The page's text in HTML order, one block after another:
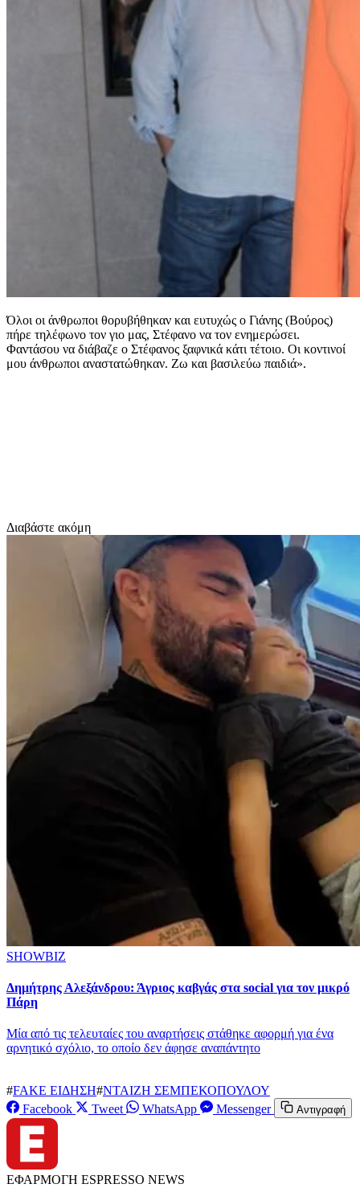
Όλοι οι άνθρωποι θορυβήθηκαν και ευτυχώς ο Γιάνης (Βούρος)
πήρε τηλέφωνο τον γιο μας, Στέφανο να τον ενημερώσει.
Φαντάσου να διάβαζε ο Στέφανος ξαφνικά κάτι τέτοιο. Οι κοντινοί
μου άνθρωποι αναστατώθηκαν. Ζω και βασιλεύω παιδιά».
Διαβάστε ακόμη
SHOWBIZ
Δημήτρης Αλεξάνδρου: Άγριος καβγάς στα social για τον μικρό
Πάρη
Mία από τις τελευταίες του αναρτήσεις στάθηκε αφορμή για ένα
αρνητικό σχόλιο, το οποίο δεν άφησε αναπάντητο
#FAKE ΕΙΔΗΣΗ#ΝΤΑΙΖΗ ΣΕΜΠΕΚΟΠΟΥΛΟΥ
Facebook
Tweet WhatsApp Messenger Αντιγραφή
ΕΦΑΡΜΟΓΗ ESPRESSO NEWS